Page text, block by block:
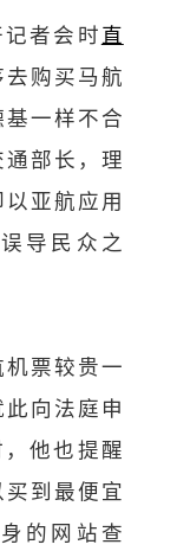
者会时直
购买马航
一样不合
部长，理
亚航应用
导民众之
票较贵一
向法庭申
他也提醒
到最便宜
的网站查